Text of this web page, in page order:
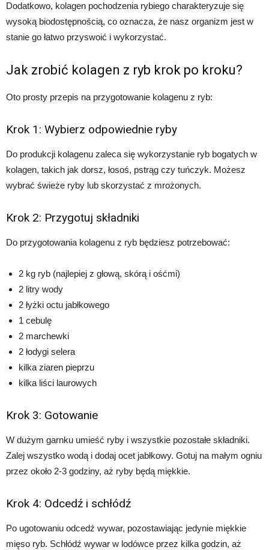
Dodatkowo, kolagen pochodzenia rybiego charakteryzuje się
wysoką biodostępnością, co oznacza, że nasz organizm jest w
stanie go łatwo przyswoić i wykorzystać.
Jak zrobić kolagen z ryb krok po kroku?
Oto prosty przepis na przygotowanie kolagenu z ryb:
Krok 1: Wybierz odpowiednie ryby
Do produkcji kolagenu zaleca się wykorzystanie ryb bogatych w
kolagen, takich jak dorsz, łosoś, pstrąg czy tuńczyk. Możesz
wybrać świeże ryby lub skorzystać z mrożonych.
Krok 2: Przygotuj składniki
Do przygotowania kolagenu z ryb będziesz potrzebować:
2 kg ryb (najlepiej z głową, skórą i ośćmi)
2 litry wody
2 łyżki octu jabłkowego
1 cebulę
2 marchewki
2 łodygi selera
kilka ziaren pieprzu
kilka liści laurowych
Krok 3: Gotowanie
W dużym garnku umieść ryby i wszystkie pozostałe składniki.
Zalej wszystko wodą i dodaj ocet jabłkowy. Gotuj na małym ogniu
przez około 2-3 godziny, aż ryby będą miękkie.
Krok 4: Odcedź i schłódź
Po ugotowaniu odcedź wywar, pozostawiając jedynie miękkie
mięso ryb. Schłódź wywar w lodówce przez kilka godzin, aż